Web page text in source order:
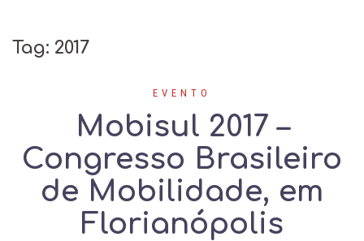
Tag: 2017
EVENTO
Mobisul 2017 –
Congresso Brasileiro
de Mobilidade, em
Florianópolis